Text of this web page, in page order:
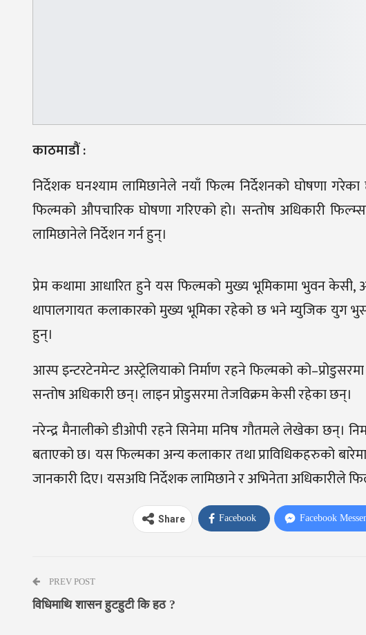
काठमाडौं :
निर्देशक घनश्याम लामिछानेले नयाँ फिल्म निर्देशनको घोषणा
फिल्मको औपचारिक घोषणा गरिएको हो। सन्तोष अधिकारी
लामिछानेले निर्देशन गर्न हुन्।
प्रेम कथामा आधारित हुने यस फिल्मको मुख्य भूमिकामा भुवन केसी,
थापालगायत कलाकारको मुख्य भूमिका रहेको छ भने म्युजिक युग
हुन्।
आस्प इन्टरटेनमेन्ट अस्ट्रेलियाको निर्माण रहने फिल्मको
सन्तोष अधिकारी छन्। लाइन प्रोडुसरमा तेजविक्रम केसी रहेका छन्।
नरेन्द्र मैनालीको डीओपी रहने सिनेमा मनिष गौतमले लेखेका छन्।
बताएको छ। यस फिल्मका अन्य कलाकार तथा प्राविधिकहरुको
जानकारी दिए। यसअघि निर्देशक लामिछाने र अभिनेता अधिकारीले
Share Facebook Facebook
PREV POST
विधिमाथि शासन हुटहुटी कि हठ ?